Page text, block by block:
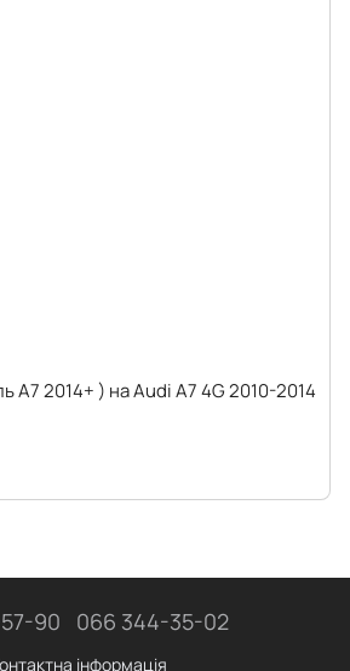
A7 2014+ ) на Audi A7 4G 2010-2014
90 066 344-35-02
інформація